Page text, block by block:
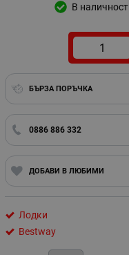
В наличност
БЪРЗА ПОРЪЧКА
0886 886 332
ДОБАВИ В ЛЮБИМИ
Лодки
Bestway